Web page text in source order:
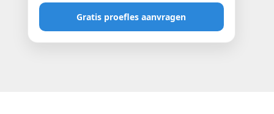
Gratis proefles aanvragen